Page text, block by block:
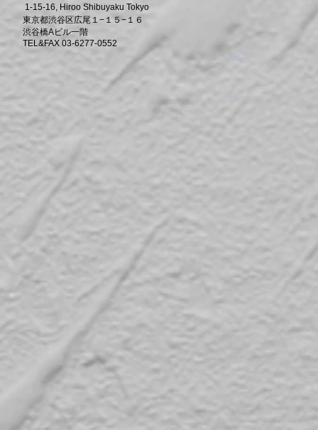
1-15-16, Hiroo Shibuyaku Tokyo
東京都渋谷区広尾１−１５−１６
渋谷橋Aビル一階
TEL&FAX 03-6277-0552
​。